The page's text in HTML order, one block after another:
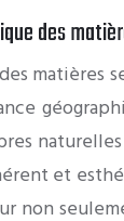
des
des
et
non